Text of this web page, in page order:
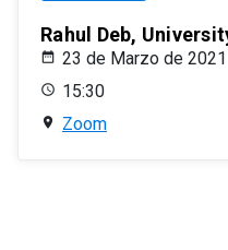
Rahul Deb,
23 de Marzo de 2021
15:30
Zoom